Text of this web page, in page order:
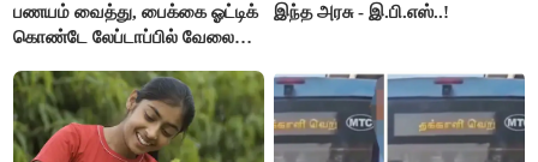
பணயம் வைத்து, பைக்கை ஓட்டிக்
கொண்டே லேப்டாப்பில் வேலை
இந்த அரசு - இ.பி.எஸ்..!